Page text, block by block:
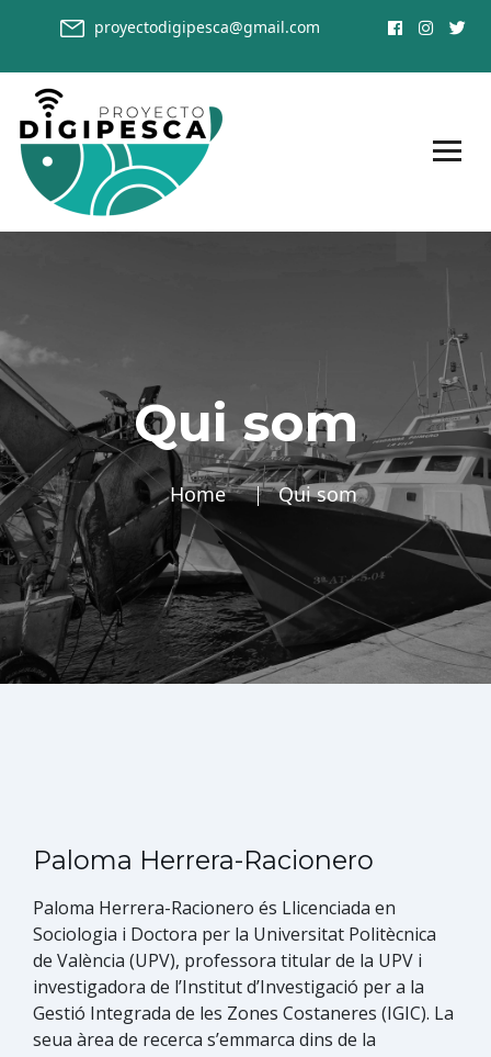
proyectodigipesca@gmail.com
Qui som
Home Qui som
Paloma Herrera-Racionero
Paloma Herrera-Racionero és Llicenciad​a en
Sociologia i Doctora per la Universitat Politècnica
de València (UPV), professora titular de la UPV i
investigadora de l’Institut d’Investigació per a la
Gestió Integrada de les Zones Costaneres (IGIC). La
seua àrea de recerca s’emmarca dins de la